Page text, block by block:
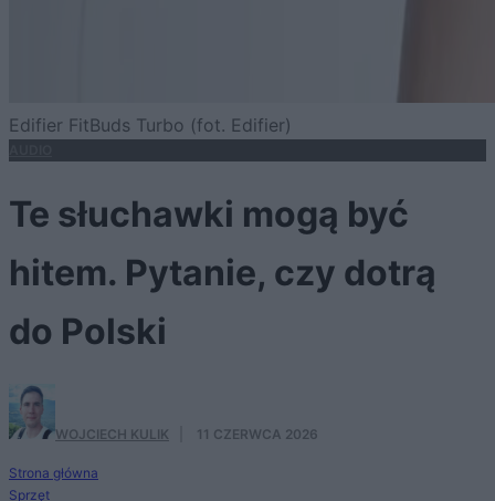
Edifier FitBuds Turbo (fot. Edifier)
Te słuchawki mogą być
hitem. Pytanie, czy dotrą
do Polski
WOJCIECH KULIK 11 CZERWCA 2026
Strona główna
Sprzęt